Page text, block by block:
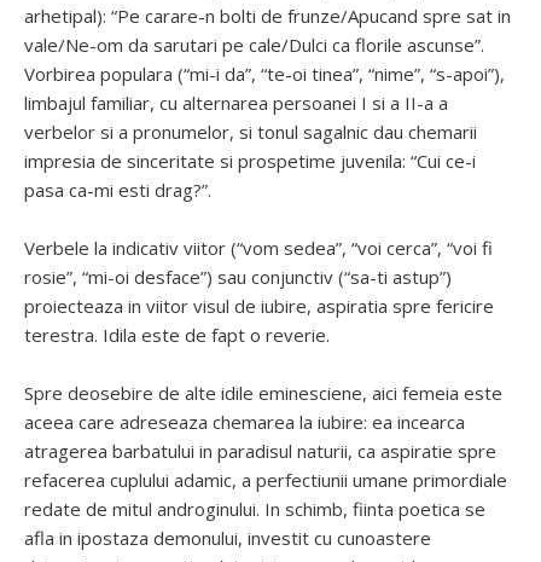
arhetipal): “Pe carare-n bolti de frunze/Apucand spre sat in
vale/Ne-om da sarutari pe cale/Dulci ca florile ascunse”.
Vorbirea populara (“mi-i da”, “te-oi tinea”, “nime”, “s-apoi”),
limbajul familiar, cu alternarea persoanei I si a II-a a
verbelor si a pronumelor, si tonul sagalnic dau chemarii
impresia de sinceritate si prospetime juvenila: “Cui ce-i
pasa ca-mi esti drag?”.
Verbele la indicativ viitor (“vom sedea”, “voi cerca”, “voi fi
rosie”, “mi-oi desface”) sau conjunctiv (“sa-ti astup”)
proiecteaza in viitor visul de iubire, aspiratia spre fericire
terestra. Idila este de fapt o reverie.
Spre deosebire de alte idile eminesciene, aici femeia este
aceea care adreseaza chemarea la iubire: ea incearca
atragerea barbatului in paradisul naturii, ca aspiratie spre
refacerea cuplului adamic, a perfectiunii umane primordiale
redate de mitul androginului. In schimb, fiinta poetica se
afla in ipostaza demonului, investit cu cunoastere